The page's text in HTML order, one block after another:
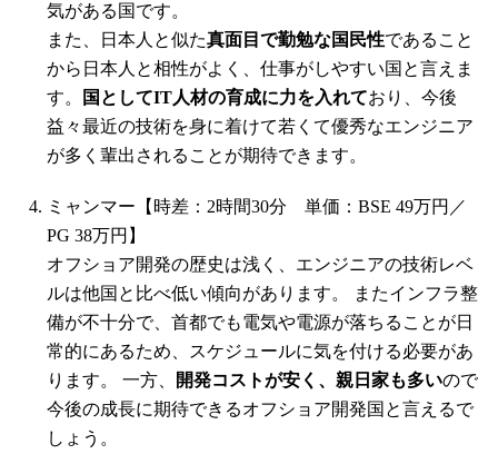
気がある国です。
また、日本人と似た真面目で勤勉な国民性であること
から日本人と相性がよく、仕事がしやすい国と言えま
す。
国としてIT人材の育成に力を入れており、今後
益々最近の技術を身に着けて若くて優秀なエンジニア
が多く輩出されることが期待できます。
ミャンマー【時差：2時間30分 単価：BSE 49万円／
PG 38万円】
オフショア開発の歴史は浅く、エンジニアの技術レベ
ルは他国と比べ低い傾向があります。 またインフラ整
備が不十分で、首都でも電気や電源が落ちることが日
常的にあるため、スケジュールに気を付ける必要があ
ります。 一方、
開発コストが安く、親日家も多いので
今後の成長に期待できるオフショア開発国と言えるで
しょう。